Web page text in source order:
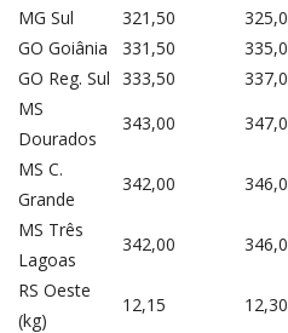
MG Sul
321,50
GO Goiânia
331,50
GO Reg. Sul 333,50
MS
Dourados
343,00
MS C.
Grande
342,00
MS Três
Lagoas
342,00
RS Oeste
(kg)
12,15 12,30